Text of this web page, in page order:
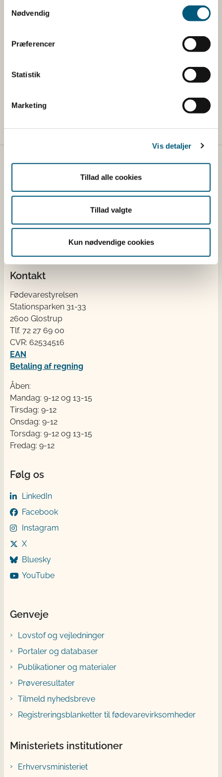
Nødvendig
Præferencer
Statistik
Marketing
Vis detaljer
Tillad alle cookies
Tillad valgte
Kun nødvendige cookies
Gå til lovstof og regler for animalske
Se en oversigt over de områder, som
Læs om start og drift af fødevarevirksomhed
fodervirksomhed
Fødevarestyrelsen
Erhvervsministeriet. Styrelsen arbejder med hele
fødevarekæden fra jord til bord med fokus på
dyresundhed og sikker, sund mad. Vi står bag De
fra cafeer, restauranter og supermarkeder.
Kontakt
Fødevarestyrelsen
Stationsparken 31-33
2600 Glostrup
Tlf. 72 2​​​7 69 00
CVR: 62534516
EAN
Betaling af regning
Åben:
Mandag: 9-12 og 13-15
Tirsdag: 9-12
Onsdag: 9-12
Torsdag: 9-12 og 13-15
Fredag: 9-12
Følg os
LinkedIn
Facebook
Instagram
X
Bluesky
YouTube
Genveje
Lovstof og vejledninger
Portaler og databaser
Publikationer og materialer
Prøveresultater
Tilmeld nyhedsbreve
Registreringsblanketter til fødevarevirksomheder
Ministeriets institutioner
Erhvervsministeriet